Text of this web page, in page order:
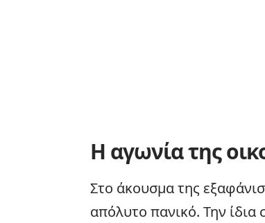
Η αγωνία της
Στο άκουσμα της
απόλυτο πανικό. Την ίδια